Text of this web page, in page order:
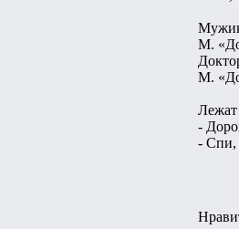
М.
М.
-
- Спи,